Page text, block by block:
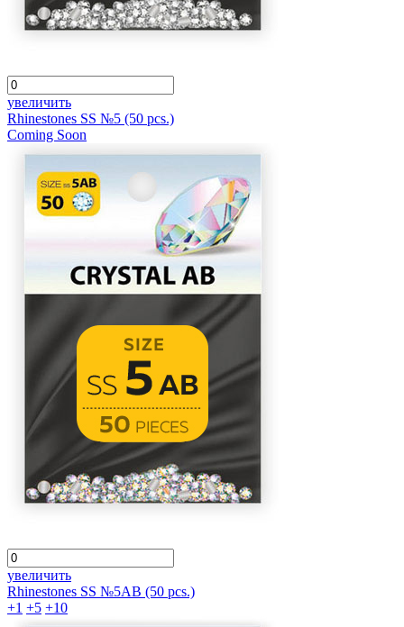
увеличить
Rhinestones SS №5 (50 pcs.)
Coming Soon
увеличить
Rhinestones SS №5АВ (50 pcs.)
+1 +5 +10